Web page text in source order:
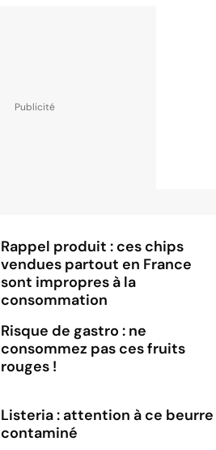
Rappel produit : ces chips
vendues partout en France
sont impropres à la
consommation
Risque de gastro : ne
consommez pas ces fruits
rouges !
Listeria : attention à ce beurre
contaminé